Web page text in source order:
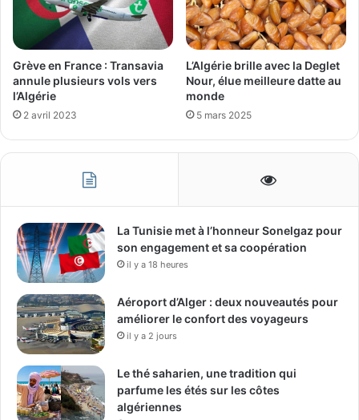
Grève en France : Transavia
annule plusieurs vols vers
l’Algérie
2 avril 2023
L’Algérie brille avec la Deglet
Nour, élue meilleure datte au
monde
5 mars 2025
La Tunisie met à l’honneur Sonelgaz pour
son engagement et sa coopération
il y a 18 heures
Aéroport d’Alger : deux nouveautés pour
améliorer le confort des voyageurs
il y a 2 jours
Le thé saharien, une tradition qui
parfume les étés sur les côtes
algériennes